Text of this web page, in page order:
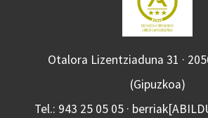
Otalora Lizentziaduna 31 ·
(Gipuzkoa)
Tel.: 943 25 05 05 ·